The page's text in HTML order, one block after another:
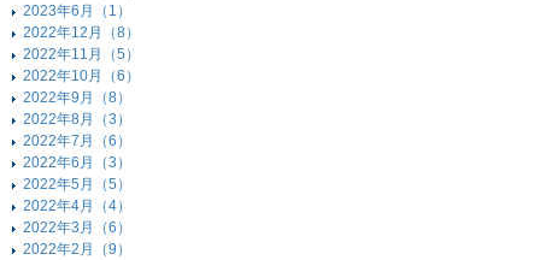
2023年6月（1）
2022年12月（8）
2022年11月（5）
2022年10月（6）
2022年9月（8）
2022年8月（3）
2022年7月（6）
2022年6月（3）
2022年5月（5）
2022年4月（4）
2022年3月（6）
2022年2月（9）